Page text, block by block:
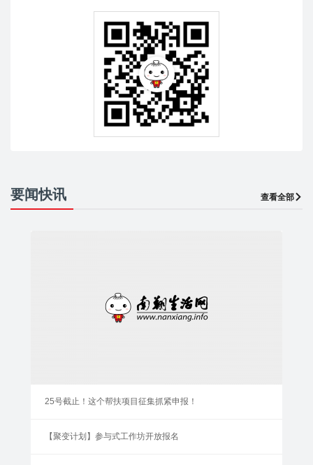
要闻快讯 查看全部
25号截止！这个帮扶项目征集抓紧申报！
【聚变计划】参与式工作坊开放报名